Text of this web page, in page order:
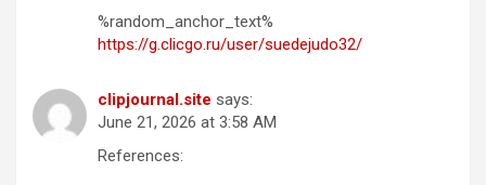
%random_anchor_text%
https://g.clicgo.ru/user/suedejudo32/
clipjournal.site says:
June 21, 2026 at 3:58 AM
References: